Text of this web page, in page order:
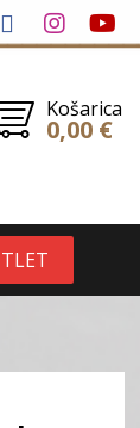
Košarica
0,00 €